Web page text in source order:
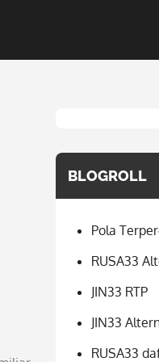
BLOGROLL
Pola
RUSA33
JIN33 RTP
JIN33
RUSA33